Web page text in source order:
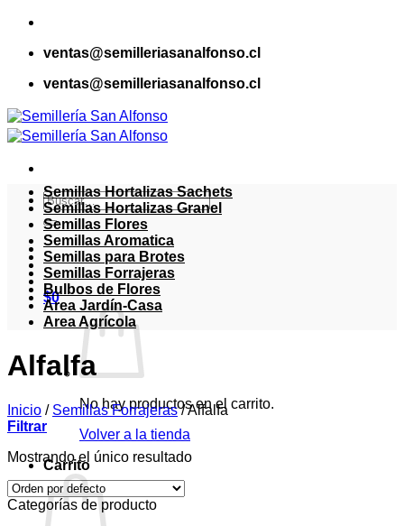
Saltar
contenidoventas@semilleriasanalfonso.cl
ventas@semilleriasanalfonso.cl
Buscar
por:
$0
No hay productos en el carrito.
Volver a la tienda
Carrito
Semillas Hortalizas Sachets
Semillas Hortalizas Granel
Semillas Flores
Semillas Aromatica
Semillas para Brotes
Semillas Forrajeras
Bulbos de Flores
Area Jardín-Casa
Area Agrícola
Alfalfa
Inicio / Semillas Forrajeras /Alfalfa
Filtrar
Mostrando el único resultado
Categorías de producto